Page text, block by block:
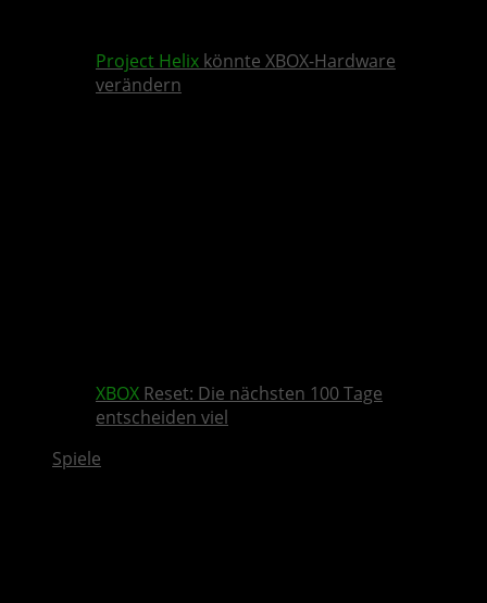
Project Helix könnte XBOX-Hardware
verändern
XBOX Reset: Die nächsten 100 Tage
entscheiden viel
Spiele